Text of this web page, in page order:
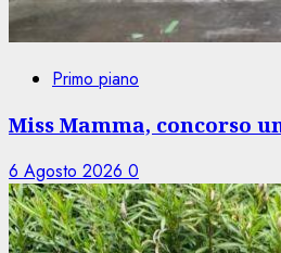
Primo piano
Miss Mamma, concorso
6 Agosto 2026 0